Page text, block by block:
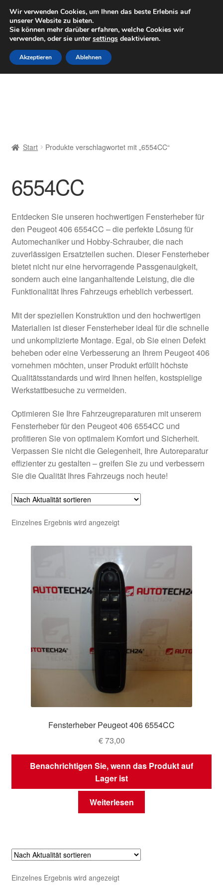
LIEFERUNG ab 6 EUR
Mo–Fr 9–16 Uhr · 0175 7465658
Zur
Navigation
springen
Zum
Inhalt
springen
Datenschutz-Bestimmungen
Impressum
Kasse
Kontakt
Lieferung
Mein Konto
Über uns
Warenkorb
Zahlungen
Start Produkte verschlagwortet mit „6554CC“
6554CC
Entdecken Sie unseren hochwertigen Fensterheber für
den Peugeot 406 6554CC – die perfekte Lösung für
Automechaniker und Hobby-Schrauber, die nach
zuverlässigen Ersatzteilen suchen. Dieser Fensterheber
bietet nicht nur eine hervorragende Passgenauigkeit,
sondern auch eine langanhaltende Leistung, die die
Funktionalität Ihres Fahrzeugs erheblich verbessert.
Mit der speziellen Konstruktion und den hochwertigen
Materialien ist dieser Fensterheber ideal für die schnelle
und unkomplizierte Montage. Egal, ob Sie einen Defekt
beheben oder eine Verbesserung an Ihrem Peugeot 406
vornehmen möchten, unser Produkt erfüllt höchste
Qualitätsstandards und wird Ihnen helfen, kostspielige
Werkstattbesuche zu vermeiden.
Optimieren Sie Ihre Fahrzeugreparaturen mit unserem
Fensterheber für den Peugeot 406 6554CC und
profitieren Sie von optimalem Komfort und Sicherheit.
Verpassen Sie nicht die Gelegenheit, Ihre Autoreparatur
effizienter zu gestalten – greifen Sie zu und verbessern
Sie die Qualität Ihres Fahrzeugs noch heute!
Einzelnes Ergebnis wird angezeigt
Fensterheber Peugeot 406 6554CC
€73,00
Benachrichtigen Sie, wenn das Produkt auf
Lager ist
Weiterlesen
Einzelnes Ergebnis wird angezeigt
Wir verwenden Cookies, um Ihnen das beste Erlebnis auf
unserer Website zu bieten.
Sie können mehr darüber erfahren, welche Cookies wir
verwenden, oder sie untersettings deaktivieren.
Akzeptieren Ablehnen